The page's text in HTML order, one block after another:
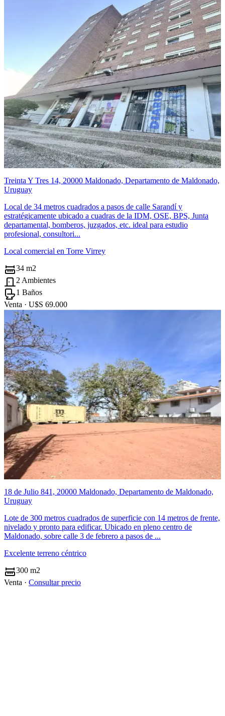
Treinta Y Tres 14, 20000 Maldonado, Departamento de Maldonado,
Uruguay
Local de 34 metros cuadrados a pasos de calle Sarandí y
estratégicamente ubicado a cuadras de la IDM, OSE, BPS, Junta
departamental, bomberos, juzgados, etc. ideal para estudio
profesional, consultori...
Local comercial en Torre Virrey
34 m2
2 Ambientes
1 Baños
Venta · U$S 69.000
18 de Julio 841, 20000 Maldonado, Departamento de Maldonado,
Uruguay
Lote de 300 metros cuadrados de superficie con 14 metros de frente,
nivelado y pronto para edificar. Ubicado en pleno centro de
Maldonado, sobre calle 3 de febrero a pasos de ...
Excelente terreno céntrico
300 m2
Venta · Consultar precio